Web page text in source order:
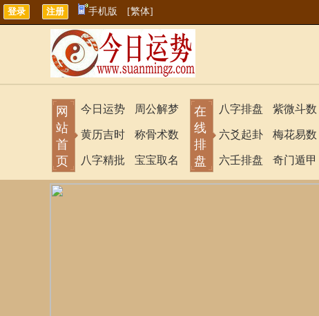
手机版 [繁体]
网
站
首
页
今日运势
黄历吉时
八字精批
周公解梦
称骨术数
宝宝取名
在
线
排
盘
八字排盘
六爻起卦
六壬排盘
紫微斗数
梅花易数
奇门遁甲